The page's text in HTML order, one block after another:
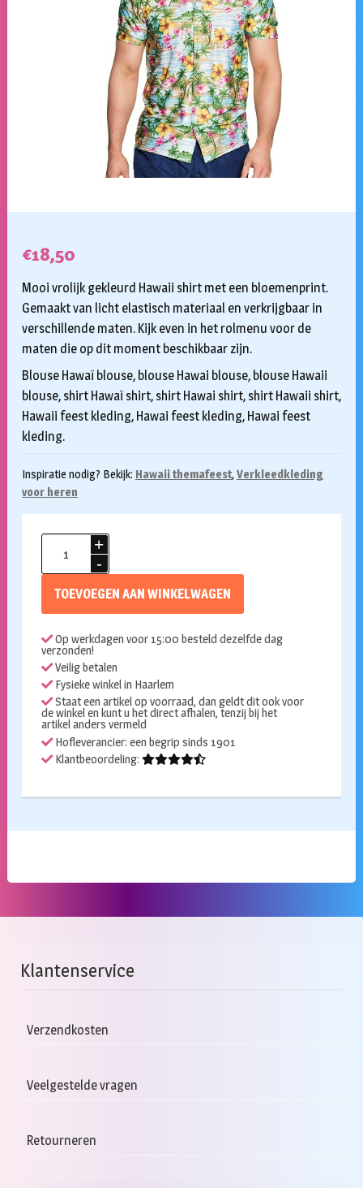
€18,50
Mooi vrolijk gekleurd Hawaii shirt met een bloemenprint.
Gemaakt van licht elastisch materiaal en verkrijgbaar in
verschillende maten. Kijk even in het rolmenu voor de
maten die op dit moment beschikbaar zijn.
Blouse Hawaï blouse, blouse Hawai blouse, blouse Hawaii
blouse, shirt Hawaï shirt, shirt Hawai shirt, shirt Hawaii shirt,
Hawaii feest kleding, Hawai feest kleding, Hawai feest
kleding.
Inspiratie nodig? Bekijk: Hawaii themafeest, Verkleedkleding
voor heren
blouse
TOEVOEGEN AAN WINKELWAGEN
Op werkdagen voor 15:00 besteld dezelfde dag
verzonden!
Veilig betalen
Fysieke winkel in Haarlem
Staat een artikel op voorraad, dan geldt dit ook voor
de winkel en kunt u het direct afhalen, tenzij bij het
artikel anders vermeld
Hofleverancier: een begrip sinds 1901
Klantbeoordeling:
Klantenservice
Verzendkosten
Veelgestelde vragen
Retourneren